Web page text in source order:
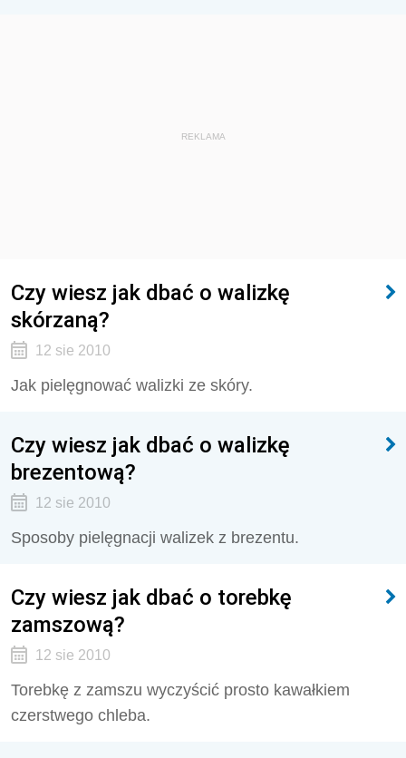
REKLAMA
Czy wiesz jak dbać o walizkę
skórzaną?
12 sie 2010
Jak pielęgnować walizki ze skóry.
Czy wiesz jak dbać o walizkę
brezentową?
12 sie 2010
Sposoby pielęgnacji walizek z brezentu.
Czy wiesz jak dbać o torebkę
zamszową?
12 sie 2010
Torebkę z zamszu wyczyścić prosto kawałkiem
czerstwego chleba.